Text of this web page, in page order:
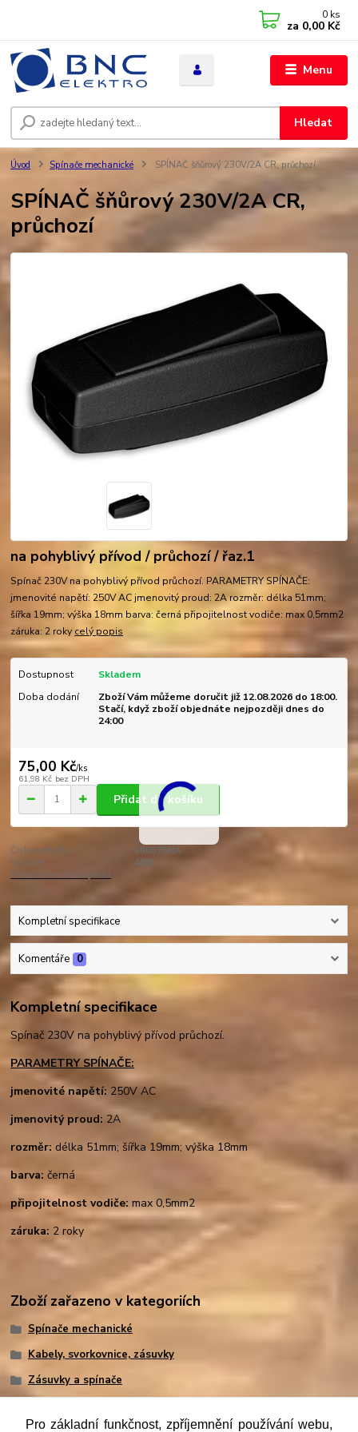
Menu
Hledat
0 ks
za 0,00 Kč
Úvod Spínače mechanické SPÍNAČ šňůrový 230V/2A CR, průchozí
SPÍNAČ šňůrový 230V/2A CR,
průchozí
na pohyblivý přívod / průchozí / řaz.1
Spínač 230V na pohyblivý přívod průchozí. PARAMETRY SPÍNAČE:
jmenovité napětí: 250V AC jmenovitý proud: 2A rozměr: délka 51mm;
šířka 19mm; výška 18mm barva: černá připojitelnost vodiče: max 0,5mm2
záruka: 2 roky celý popis
Dostupnost
Skladem
Doba dodání
Zboží Vám můžeme doručit již 12.08.2026 do 18:00.
Stačí, když zboží objednáte nejpozději dnes do
24:00
75,00 Kč/ks
61,98 Kč bez DPH
Přidat do košíku
Číslo produktu:
000575NA
Výrobce:
ABB
Hlídat cenu / dostupnost
Kompletní specifikace
Komentáře 0
Kompletní specifikace
Spínač 230V na pohyblivý přívod průchozí.
PARAMETRY SPÍNAČE:
jmenovité napětí: 250V AC
jmenovitý proud: 2A
rozměr: délka 51mm; šířka 19mm; výška 18mm
barva:černá
připojitelnost vodiče:max 0,5mm2
záruka: 2 roky
Zboží zařazeno v kategoriích
Spínače mechanické
Kabely, svorkovnice, zásuvky
Zásuvky a spínače
Pro základní funkčnost, zpříjemnění používání webu,